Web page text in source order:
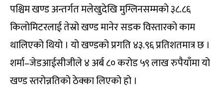
पश्चिम खण्ड अन्तर्गत मलेखुदेखि मुग्लिनसम्मको ३८.८६
किलोमिटरलाई तेस्रो खण्ड मानेर सडक विस्तारको काम
थालिएको थियो । यो खण्डको प्रगति ४३.९६ प्रतिशतमात्र छ ।
शर्मा–जेडआईसीजीले ४ अर्ब ८० करोड ५९ लाख रुपैयाँमा यो
खण्ड स्तरोन्नतिको ठेक्का लिएको हो ।